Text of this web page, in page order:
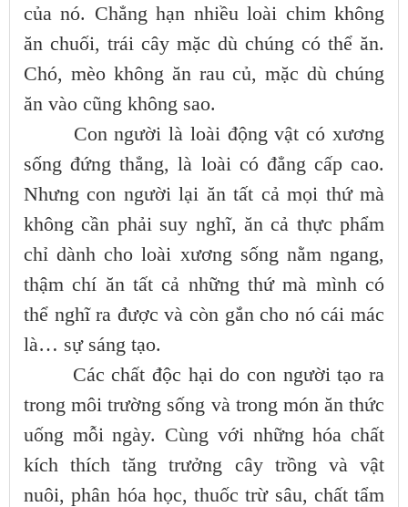
của nó. Chẳng hạn nhiều loài chim không
ăn chuối, trái cây mặc dù chúng có thể ăn.
Chó, mèo không ăn rau củ, mặc dù chúng
ăn vào cũng không sao.
Con người là loài động vật có xương
sống đứng thẳng, là loài có đẳng cấp cao.
Nhưng con người lại ăn tất cả mọi thứ mà
không cần phải suy nghĩ, ăn cả thực phẩm
chỉ dành cho loài xương sống nằm ngang,
thậm chí ăn tất cả những thứ mà mình có
thể nghĩ ra được và còn gắn cho nó cái mác
là… sự sáng tạo.
Các chất độc hại do con người tạo ra
trong môi trường sống và trong món ăn thức
uống mỗi ngày. Cùng với những hóa chất
kích thích tăng trưởng cây trồng và vật
nuôi, phân hóa học, thuốc trừ sâu, chất tẩm